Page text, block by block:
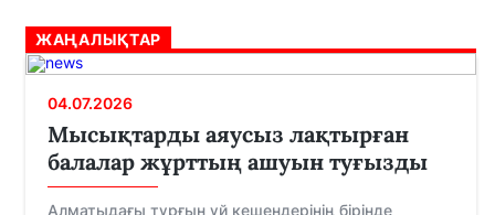
ЖАҢАЛЫҚТАР
04.07.2026
Мысықтарды аяусыз лақтырған
балалар жұрттың ашуын туғызды
Алматыдағы тұрғын үй кешендерінің бірінде